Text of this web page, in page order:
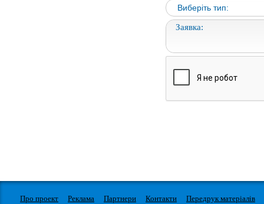
Про проект Реклама Партнери Контакти
Передрук матеріалів